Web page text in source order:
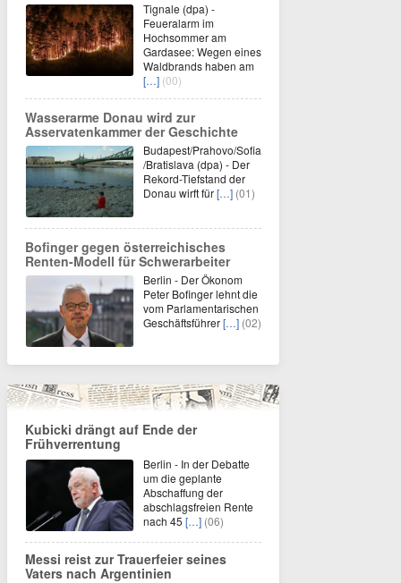
Tignale (dpa) -
Feueralarm im
Hochsommer am
Gardasee: Wegen eines
Waldbrands haben am
[…] (00)
Wasserarme Donau wird zur
Asservatenkammer der Geschichte
Budapest/Prahovo/Sofia
/Bratislava (dpa) - Der
Rekord-Tiefstand der
Donau wirft für[…] (01)
Bofinger gegen österreichisches
Renten-Modell für Schwerarbeiter
Berlin - Der Ökonom
Peter Bofinger lehnt die
vom Parlamentarischen
Geschäftsführer[…] (02)
Kubicki drängt auf Ende der
Frühverrentung
Berlin - In der Debatte
um die geplante
Abschaffung der
abschlagsfreien Rente
nach 45 […] (06)
Messi reist zur Trauerfeier seines
Vaters nach Argentinien